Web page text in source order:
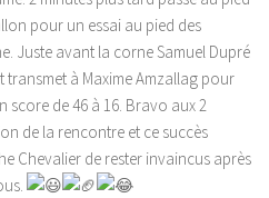
pour un essai au pied des
Juste avant la corne Samuel Dupré
transmet à Maxime Amzallag pour
score de 46 à 16. Bravo aux 2
de la rencontre et ce succès
Chevalier de rester invaincus après